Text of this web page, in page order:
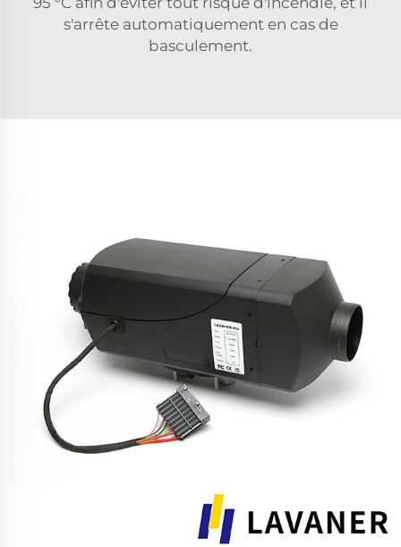
s'arrête automatiquement en cas de
basculement.